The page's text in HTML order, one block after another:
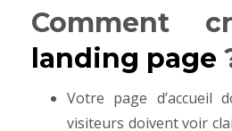
Comment
landing page
Votre page d’accueil
visiteurs doivent voir